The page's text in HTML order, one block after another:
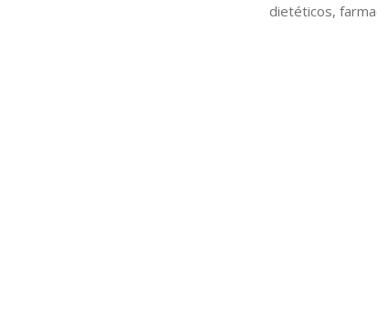
dietéticos,